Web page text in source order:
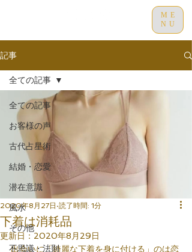
ME
NU
記事
全ての記事
お客様の声
古代占星術
結婚・恋愛
潜在意識
風水
その他
不思議・法則
全ての記事
下着は消耗品
2020年8月27日 読了時間: 1分
更新日： 2020年8月29日
出会いに「綺麗な下着を身に付ける」のは恋